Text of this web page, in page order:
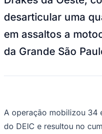
NBA
NFL
Fórmula 1
UFC
Tênis (ATP)
MLB
NHL
Vôlei
Brasileirão Série A
Brasileirão Série B
desarticular uma
em assaltos a
da Grande São
A operação mobilizou 34
do DEIC e resultou no